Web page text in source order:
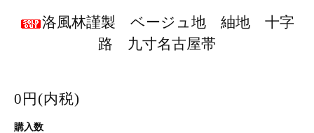
洛風林謹製 ベージュ地 紬地 十字
路 九寸名古屋帯
0円(内税)
購入数